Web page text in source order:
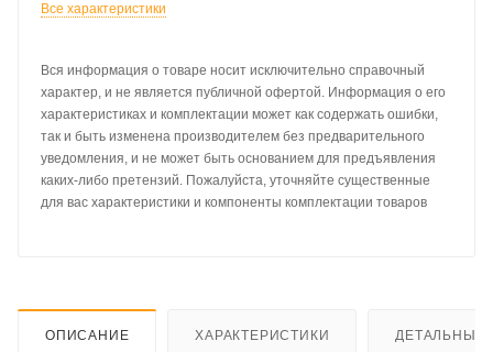
Все характеристики
Вся информация о товаре носит исключительно справочный
характер, и не является публичной офертой. Информация о его
характеристиках и комплектации может как содержать ошибки,
так и быть изменена производителем без предварительного
уведомления, и не может быть основанием для предъявления
каких-либо претензий. Пожалуйста, уточняйте существенные
для вас характеристики и компоненты комплектации товаров
ОПИСАНИЕ ХАРАКТЕРИСТИКИ ДЕТАЛЬНЫЕ